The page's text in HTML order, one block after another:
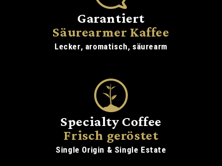
Garantiert
Säurearmer Kaffee
Lecker, aromatisch, säurearm
Specialty Coffee
Frisch geröstet
Single Origin & Single Estate